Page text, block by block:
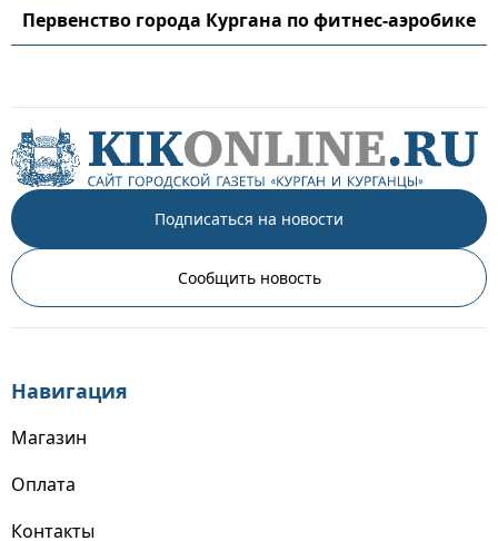
Первенство города Кургана по фитнес-аэробике
Подписаться на новости
Сообщить новость
Навигация
Магазин
Оплата
Контакты